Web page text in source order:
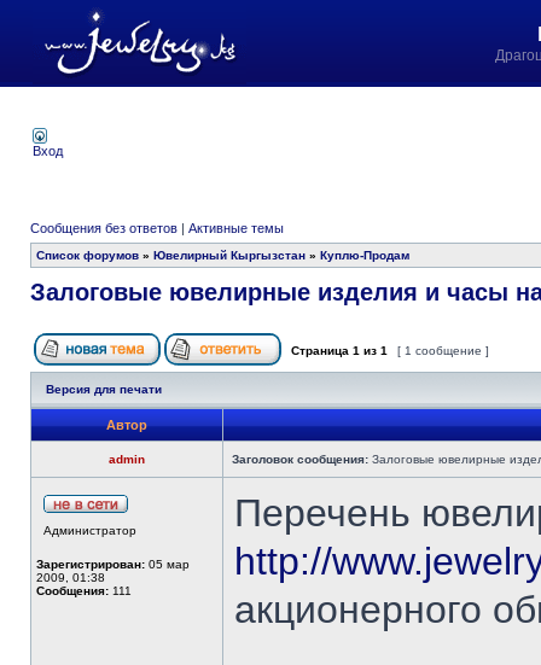
Вход
Сообщения без ответов | Активные темы
Список форумов » Ювелирный Кыргызстан » Куплю-Продам
Залоговые ювелирные изделия и часы
Страница 1 из 1 [ 1 сообщение ]
Версия для печати
Автор
admin Заголовок сообщения: Залоговые ювелирные
Администратор
Зарегистрирован: 05 мар
2009, 01:38
Сообщения: 111
Перечень
http://
акционерного